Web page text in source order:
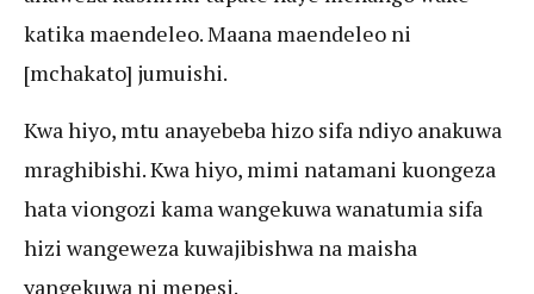
katika maendeleo. Maana maendeleo ni
[mchakato] jumuishi.
Kwa hiyo, mtu anayebeba hizo sifa ndiyo anakuwa
mraghibishi. Kwa hiyo, mimi natamani kuongeza
hata viongozi kama wangekuwa wanatumia sifa
hizi wangeweza kuwajibishwa na maisha
yangekuwa ni mepesi.